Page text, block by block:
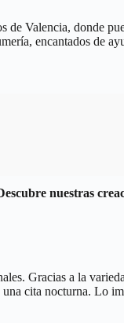
Valencia, donde
encantados de
nuestras
Gracias a la
cita nocturna. Lo